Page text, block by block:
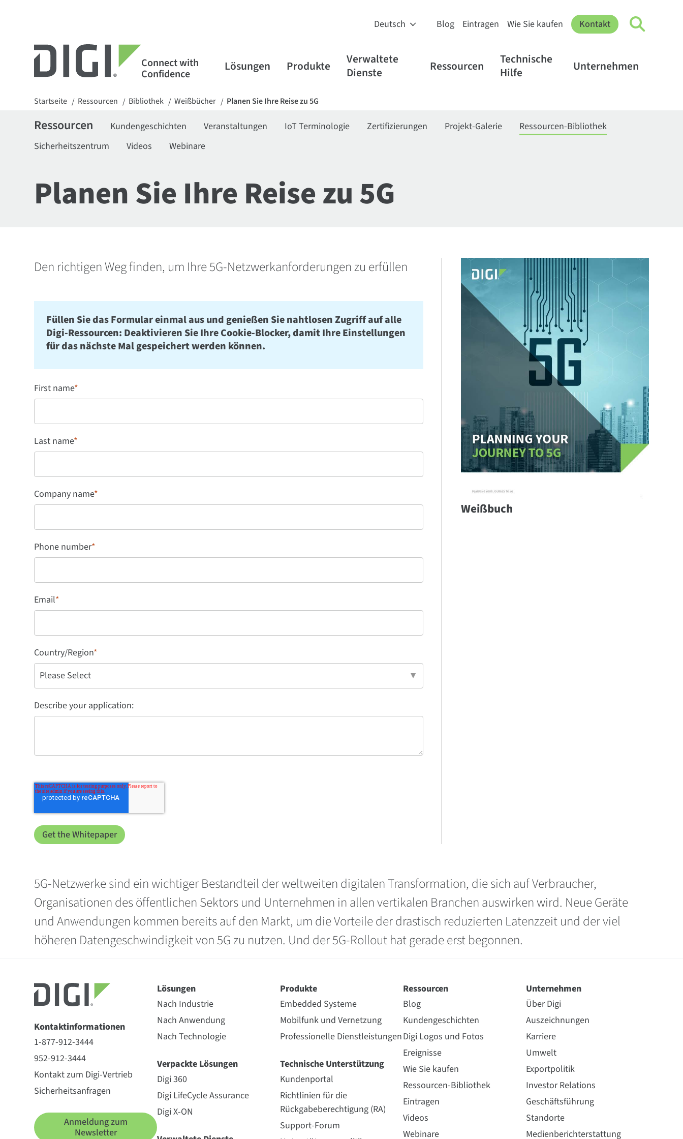
Connect with
Confidence
Blog Eintragen Wie Sie kaufen Kontakt
Lösungen Produkte
Verwaltete
Dienste
Ressourcen
Technische
Hilfe
Unternehmen
Startseite / Ressourcen / Bibliothek / Weißbücher / Planen Sie Ihre Reise zu 5G
Ressourcen Kundengeschichten Veranstaltungen IoT Terminologie Zertifizierungen Projekt-Galerie
Ressourcen-Bibliothek
Sicherheitszentrum
Videos Webinare
Planen Sie Ihre Reise zu 5G
Den richtigen Weg finden, um Ihre 5G-Netzwerkanforderungen zu erfüllen
Füllen Sie das Formular einmal aus und genießen Sie nahtlosen Zugriff auf alle
Digi-Ressourcen: Deaktivieren Sie Ihre Cookie-Blocker, damit Ihre Einstellungen
für das nächste Mal gespeichert werden können.
First name*
Last name*
Company name*
Phone number*
Email*
Country/Region*
Describe your application:
Weißbuch
5G-Netzwerke sind ein wichtiger Bestandteil der weltweiten digitalen Transformation, die sich auf Verbraucher,
Organisationen des öffentlichen Sektors und Unternehmen in allen vertikalen Branchen auswirken wird. Neue Geräte
und Anwendungen kommen bereits auf den Markt, um die Vorteile der drastisch reduzierten Latenzzeit und der viel
höheren Datengeschwindigkeit von 5G zu nutzen. Und der 5G-Rollout hat gerade erst begonnen.
Kontaktinformationen
1-877-912-3444
952-912-3444
Kontakt zum Digi-Vertrieb
Sicherheitsanfragen
Anmeldung zum
Newsletter
Lösungen
Nach Industrie
Nach Anwendung
Nach Technologie
Verpackte Lösungen
Digi 360
Digi LifeCycle Assurance
Digi X-ON
Produkte
Embedded Systeme
Mobilfunk und Vernetzung
Professionelle Dienstleistungen
Technische Unterstützung
Kundenportal
Richtlinien für die
Rückgabeberechtigung (RA)
Support-Forum
Ressourcen
Blog
Kundengeschichten
Digi Logos und Fotos
Ereignisse
Wie Sie kaufen
Ressourcen-Bibliothek
Eintragen
Videos
Webinare
Unternehmen
Über Digi
Auszeichnungen
Karriere
Umwelt
Exportpolitik
Investor Relations
Geschäftsführung
Standorte
Medienberichterstattung